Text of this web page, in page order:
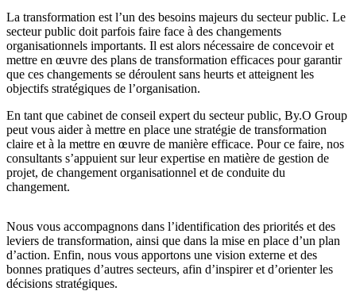
La transformation est l’un des besoins majeurs du secteur public. Le
secteur public doit parfois faire face à des changements
organisationnels importants. Il est alors nécessaire de concevoir et
mettre en œuvre des plans de transformation efficaces pour garantir
que ces changements se déroulent sans heurts et atteignent les
objectifs stratégiques de l’organisation.
En tant que cabinet de conseil expert du secteur public, By.O Group
peut vous aider à mettre en place une stratégie de transformation
claire et à la mettre en œuvre de manière efficace. Pour ce faire, nos
consultants s’appuient sur leur expertise en matière de gestion de
projet, de changement organisationnel et de conduite du
changement.
Nous vous accompagnons dans l’identification des priorités et des
leviers de transformation, ainsi que dans la mise en place d’un plan
d’action. Enfin, nous vous apportons une vision externe et des
bonnes pratiques d’autres secteurs, afin d’inspirer et d’orienter les
décisions stratégiques.